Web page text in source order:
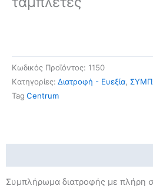
Κωδικός Προϊόντος: 1150
Kατηγορίες: Διατροφή - Ευεξία,
Tag Centrum
Συμπλήρωμα διατροφής με πλήρη